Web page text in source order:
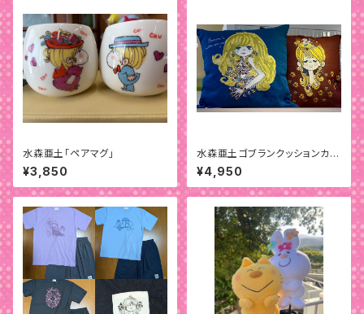
水森亜土「ペアマグ」
¥3,850
水森亜土ゴブランクッションカバ
ー
¥4,950